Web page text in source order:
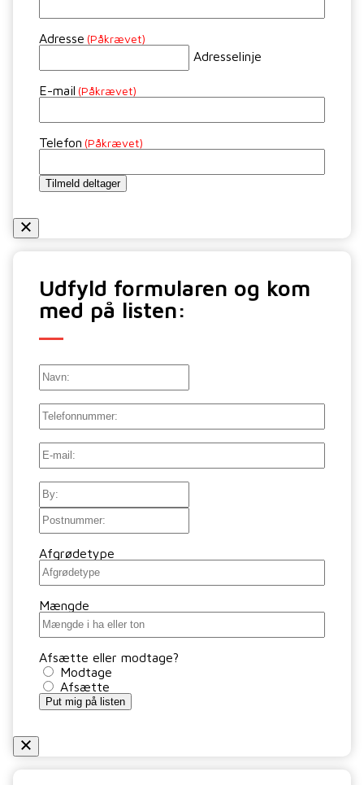
Adresse (Påkrævet)
Adresselinje
E-mail (Påkrævet)
Telefon (Påkrævet)
Tilmeld deltager
Udfyld formularen og kom
med på listen:
Navn: Navn:
Telefon
E-
mail(Påkrævet)
Adresse
Postnr.
Afgrødetype
Mængde
Afsætte eller modtage?
Modtage
Afsætte
Put mig på listen